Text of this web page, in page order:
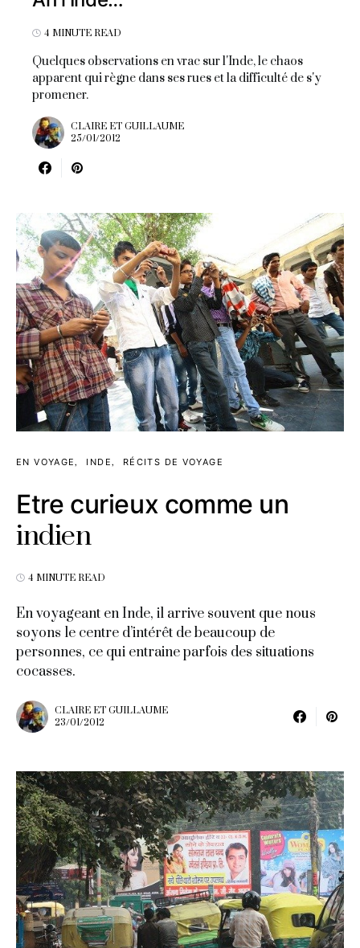
4 MINUTE READ
Quelques observations en vrac sur l'Inde, le chaos
apparent qui règne dans ses rues et la difficulté de s'y
promener.
CLAIRE ET GUILLAUME
25/01/2012
EN VOYAGE INDE RÉCITS DE VOYAGE
Etre curieux comme un
indien
4 MINUTE READ
En voyageant en Inde, il arrive souvent que nous
soyons le centre d’intérêt de beaucoup de
personnes, ce qui entraine parfois des situations
cocasses.
CLAIRE ET GUILLAUME
23/01/2012